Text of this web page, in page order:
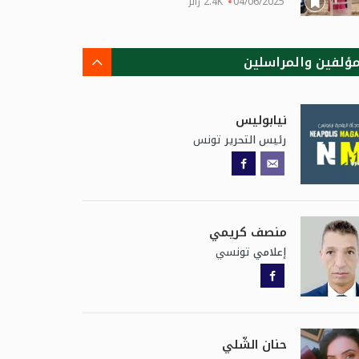
والمراسلين
نيابوليس
رئيس التحرير تونس
منصف كريمي
إعلامي تونسي
حنان الشّلي